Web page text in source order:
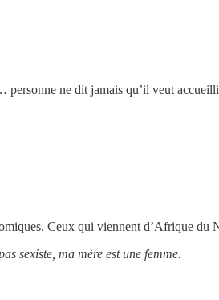
ne dit jamais qu’il veut
Ceux qui viennent d’Afrique
sexiste, ma mère est une femme.